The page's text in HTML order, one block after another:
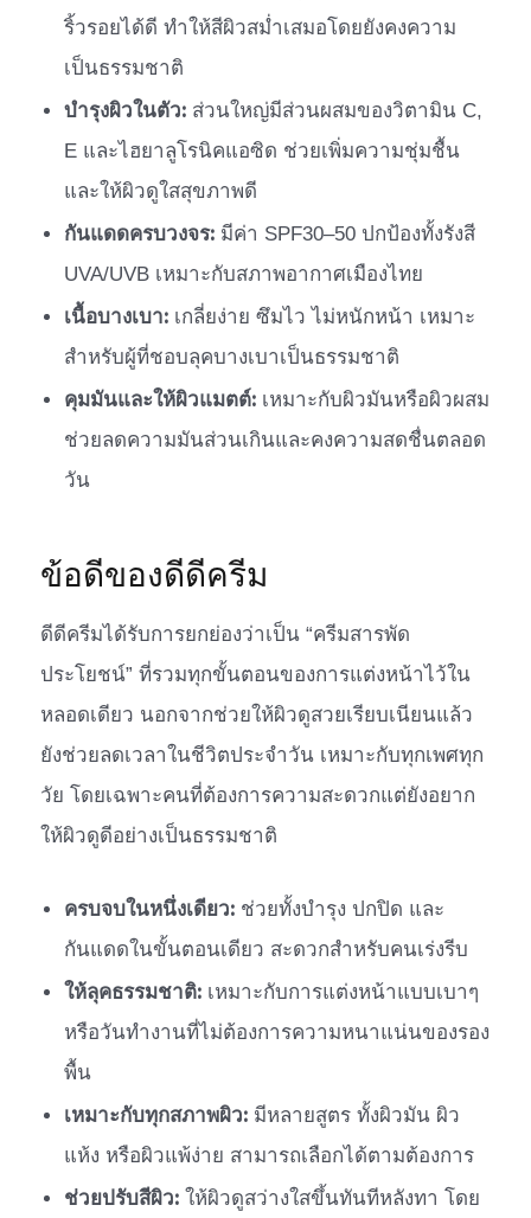
ริ้วรอยได้ดี ทำให้สีผิวสม่ำเสมอโดยยังคงความ
เป็นธรรมชาติ
บำรุงผิวในตัว: ส่วนใหญ่มีส่วนผสมของวิตามิน C,
E และไฮยาลูโรนิคแอซิด ช่วยเพิ่มความชุ่มชื้น
และให้ผิวดูใสสุขภาพดี
กันแดดครบวงจร: มีค่า SPF30–50 ปกป้องทั้งรังสี
UVA/UVB เหมาะกับสภาพอากาศเมืองไทย
เนื้อบางเบา: เกลี่ยง่าย ซึมไว ไม่หนักหน้า เหมาะ
สำหรับผู้ที่ชอบลุคบางเบาเป็นธรรมชาติ
คุมมันและให้ผิวแมตต์: เหมาะกับผิวมันหรือผิวผสม
ช่วยลดความมันส่วนเกินและคงความสดชื่นตลอด
วัน
ข้อดีของดีดีครีม
ดีดีครีมได้รับการยกย่องว่าเป็น “ครีมสารพัด
ประโยชน์” ที่รวมทุกขั้นตอนของการแต่งหน้าไว้ใน
หลอดเดียว นอกจากช่วยให้ผิวดูสวยเรียบเนียนแล้ว
ยังช่วยลดเวลาในชีวิตประจำวัน เหมาะกับทุกเพศทุก
วัย โดยเฉพาะคนที่ต้องการความสะดวกแต่ยังอยาก
ให้ผิวดูดีอย่างเป็นธรรมชาติ
ครบจบในหนึ่งเดียว: ช่วยทั้งบำรุง ปกปิด และ
กันแดดในขั้นตอนเดียว สะดวกสำหรับคนเร่งรีบ
ให้ลุคธรรมชาติ: เหมาะกับการแต่งหน้าแบบเบาๆ
หรือวันทำงานที่ไม่ต้องการความหนาแน่นของรอง
พื้น
เหมาะกับทุกสภาพผิว: มีหลายสูตร ทั้งผิวมัน ผิว
แห้ง หรือผิวแพ้ง่าย สามารถเลือกได้ตามต้องการ
ช่วยปรับสีผิว: ให้ผิวดูสว่างใสขึ้นทันทีหลังทา โดย